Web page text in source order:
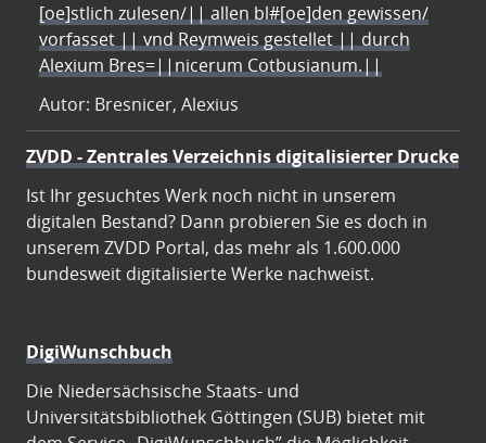
[oe]stlich zulesen/|| allen bl#[oe]den gewissen/
vorfasset || vnd Reymweis gestellet || durch
Alexium Bres=||nicerum Cotbusianum.||
Autor: Bresnicer, Alexius
ZVDD - Zentrales Verzeichnis digitalisierter Drucke
Ist Ihr gesuchtes Werk noch nicht in unserem
digitalen Bestand? Dann probieren Sie es doch in
unserem ZVDD Portal, das mehr als 1.600.000
bundesweit digitalisierte Werke nachweist.
DigiWunschbuch
Die Niedersächsische Staats- und
Universitätsbibliothek Göttingen (SUB) bietet mit